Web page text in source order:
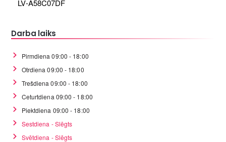
LV-A58C07DF
Darba laiks
Pirmdiena 09:00 - 18:00
Otrdiena 09:00 - 18:00
Trešdiena 09:00 - 18:00
Ceturtdiena 09:00 - 18:00
Piektdiena 09:00 - 18:00
Sestdiena - Slēgts
Svētdiena - Slēgts